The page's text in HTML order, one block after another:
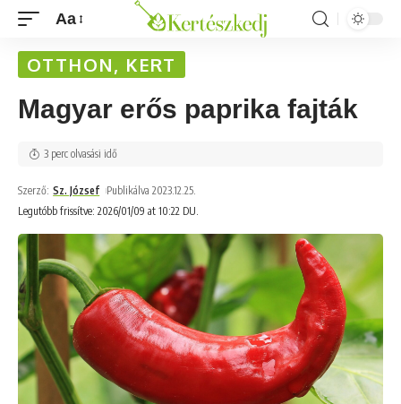
Aa
OTTHON, KERT
Magyar erős paprika fajták
Legutóbb frissítve: 2026/01/09 at 10:22 DU.
Szerző: Sz. József Publikálva 2023.12.25.
3 perc olvasási idő